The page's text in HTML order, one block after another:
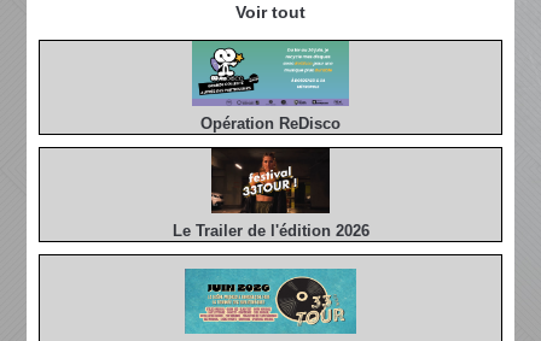
Voir tout
Opération ReDisco
Le Trailer de l'édition 2026